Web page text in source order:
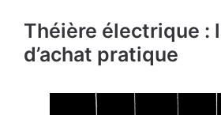
Théière électrique :
d’achat pratique